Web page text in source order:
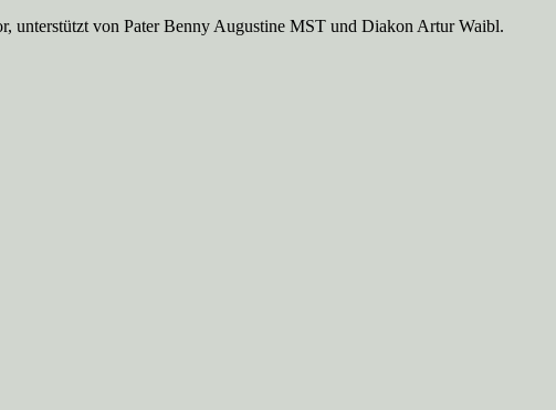
unterstützt von Pater Benny Augustine MST und Diakon Artur Waibl.